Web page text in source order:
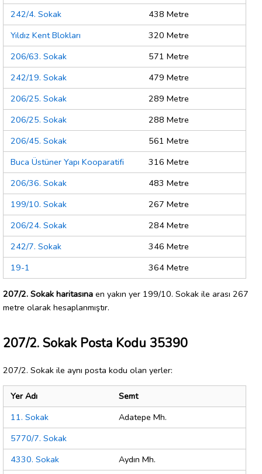
242/4. Sokak
438 Metre
Yıldız Kent Blokları
320 Metre
206/63. Sokak
571 Metre
242/19. Sokak
479 Metre
206/25. Sokak
289 Metre
206/25. Sokak
288 Metre
206/45. Sokak
561 Metre
Buca Üstüner Yapı Kooparatifi
316 Metre
206/36. Sokak
483 Metre
199/10. Sokak
267 Metre
206/24. Sokak
284 Metre
242/7. Sokak
346 Metre
19-1
364 Metre
207/2. Sokak haritasına en yakın yer 199/10. Sokak ile arası 267
metre olarak hesaplanmıştır.
207/2. Sokak Posta Kodu 35390
207/2. Sokak ile aynı posta kodu olan yerler:
Yer Adı
Semt
11. Sokak
Adatepe Mh.
5770/7. Sokak
4330. Sokak
Aydın Mh.